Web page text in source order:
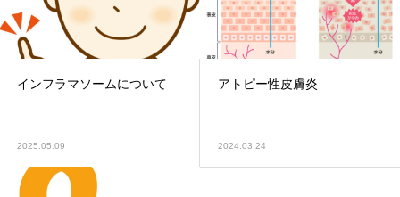
インフラマソームについて
2025.05.09
アトピー性皮膚炎
2024.03.24